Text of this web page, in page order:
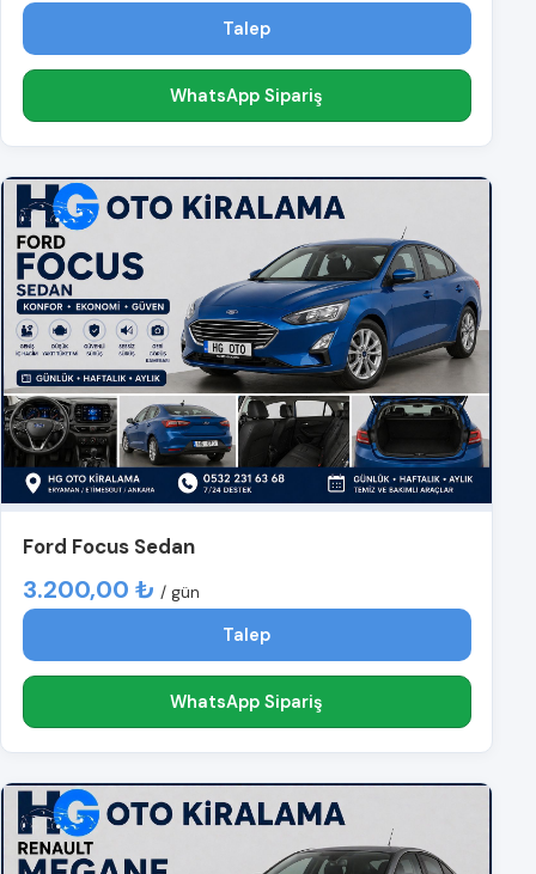
Talep
WhatsApp Sipariş
Ford Focus Sedan
3.200,00 ₺ / gün
Talep
WhatsApp Sipariş